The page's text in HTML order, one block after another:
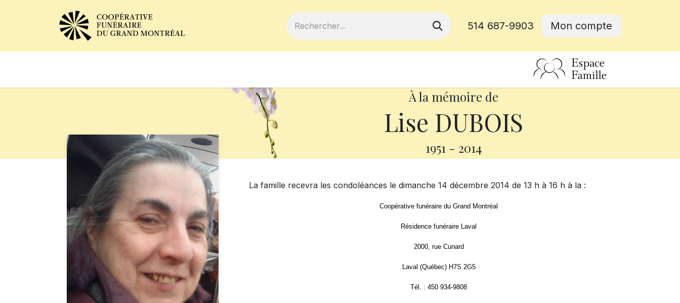
514 687-9903 Mon compte
À la mémoire de
Lise DUBOIS
1951 - 2014
La famille recevra les condoléances le dimanche 14 décembre 2014 de 13 h à 16 h à la :
Coopérative funéraire du Grand Montréal
Résidence funéraire Laval
2000, rue Cunard
Laval (Québec) H7S 2G5
Tél. : 450 934-9808